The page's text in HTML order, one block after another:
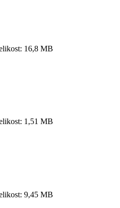
16,8 MB
1,51 MB
9,45 MB